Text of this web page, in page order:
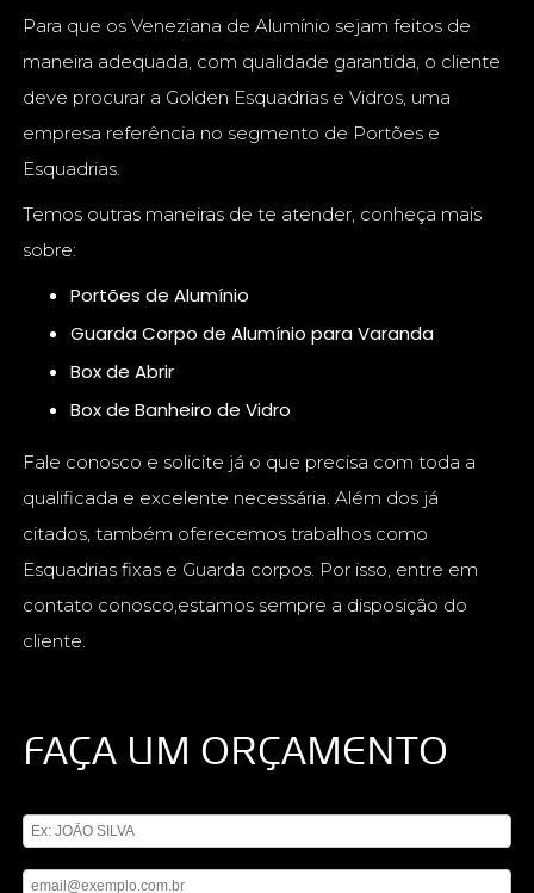
Para que os Veneziana de Alumínio sejam feitos de
maneira adequada, com qualidade garantida, o cliente
deve procurar a Golden Esquadrias e Vidros, uma
empresa referência no segmento de Portões e
Esquadrias.
Temos outras maneiras de te atender, conheça mais
sobre:
Portões de Alumínio
Guarda Corpo de Alumínio para Varanda
Box de Abrir
Box de Banheiro de Vidro
Fale conosco e solicite já o que precisa com toda a
qualificada e excelente necessária. Além dos já
citados, também oferecemos trabalhos como
Esquadrias fixas e Guarda corpos. Por isso, entre em
contato conosco,estamos sempre a disposição do
cliente.
FAÇA UM ORÇAMENTO